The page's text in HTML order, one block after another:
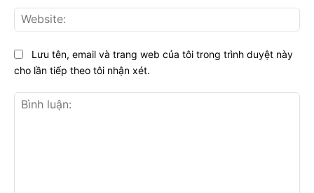
Lưu tên, email và trang web của tôi trong trình duyệt này
cho lần tiếp theo tôi nhận xét.